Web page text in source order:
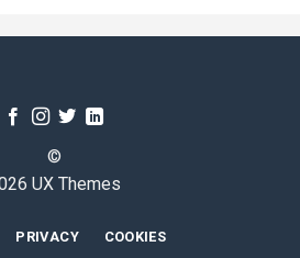
©
UX Themes
PRIVACY COOKIES